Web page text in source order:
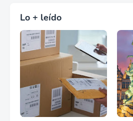
Lo + leído